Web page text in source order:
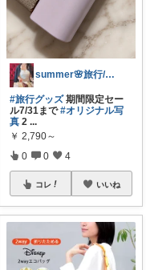
summer🌸旅行/ベビー/ふるさと
#旅行グッズ期間限定セー
ル7/31まで#オリジナル写
真 2 ...
￥ 2,790～
0 0 4
コレ いいね